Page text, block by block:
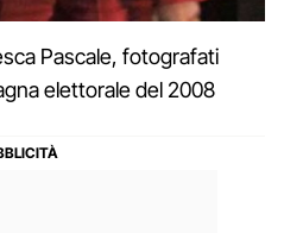
Pascale, fotografati
elettorale del 2008